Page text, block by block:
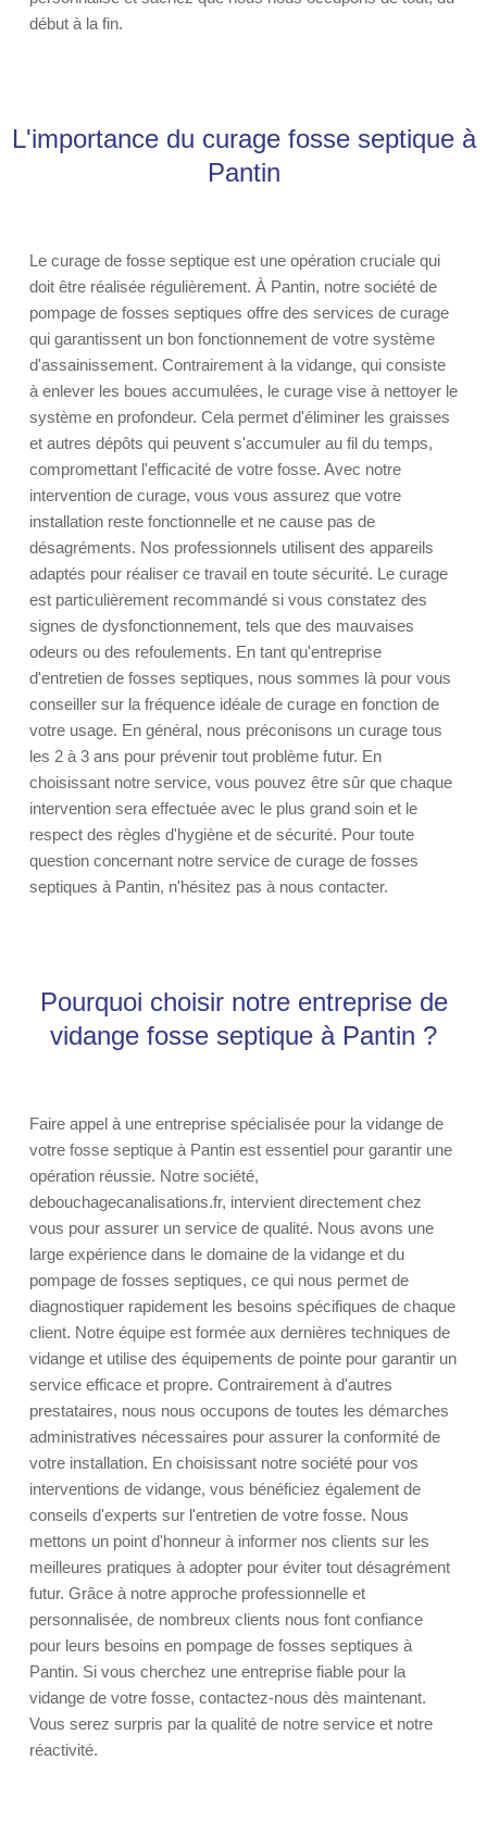
début à la fin.
L'importance du curage fosse septique à
Pantin
Le curage de fosse septique est une opération cruciale qui
doit être réalisée régulièrement. À Pantin, notre société de
pompage de fosses septiques offre des services de curage
qui garantissent un bon fonctionnement de votre système
d'assainissement. Contrairement à la vidange, qui consiste
à enlever les boues accumulées, le curage vise à nettoyer le
système en profondeur. Cela permet d'éliminer les graisses
et autres dépôts qui peuvent s'accumuler au fil du temps,
compromettant l'efficacité de votre fosse. Avec notre
intervention de curage, vous vous assurez que votre
installation reste fonctionnelle et ne cause pas de
désagréments. Nos professionnels utilisent des appareils
adaptés pour réaliser ce travail en toute sécurité. Le curage
est particulièrement recommandé si vous constatez des
signes de dysfonctionnement, tels que des mauvaises
odeurs ou des refoulements. En tant qu'entreprise
d'entretien de fosses septiques, nous sommes là pour vous
conseiller sur la fréquence idéale de curage en fonction de
votre usage. En général, nous préconisons un curage tous
les 2 à 3 ans pour prévenir tout problème futur. En
choisissant notre service, vous pouvez être sûr que chaque
intervention sera effectuée avec le plus grand soin et le
respect des règles d'hygiène et de sécurité. Pour toute
question concernant notre service de curage de fosses
septiques à Pantin, n'hésitez pas à nous contacter.
Pourquoi choisir notre entreprise de
vidange fosse septique à Pantin ?
Faire appel à une entreprise spécialisée pour la vidange de
votre fosse septique à Pantin est essentiel pour garantir une
opération réussie. Notre société,
debouchagecanalisations.fr, intervient directement chez
vous pour assurer un service de qualité. Nous avons une
large expérience dans le domaine de la vidange et du
pompage de fosses septiques, ce qui nous permet de
diagnostiquer rapidement les besoins spécifiques de chaque
client. Notre équipe est formée aux dernières techniques de
vidange et utilise des équipements de pointe pour garantir un
service efficace et propre. Contrairement à d'autres
prestataires, nous nous occupons de toutes les démarches
administratives nécessaires pour assurer la conformité de
votre installation. En choisissant notre société pour vos
interventions de vidange, vous bénéficiez également de
conseils d'experts sur l'entretien de votre fosse. Nous
mettons un point d'honneur à informer nos clients sur les
meilleures pratiques à adopter pour éviter tout désagrément
futur. Grâce à notre approche professionnelle et
personnalisée, de nombreux clients nous font confiance
pour leurs besoins en pompage de fosses septiques à
Pantin. Si vous cherchez une entreprise fiable pour la
vidange de votre fosse, contactez-nous dès maintenant.
Vous serez surpris par la qualité de notre service et notre
réactivité.